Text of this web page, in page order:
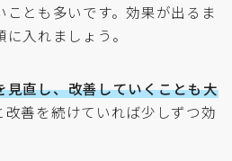
とも多いです。効果が出るま
入れましょう。
見直し、改善していくことも大
善を続けていれば少しずつ効